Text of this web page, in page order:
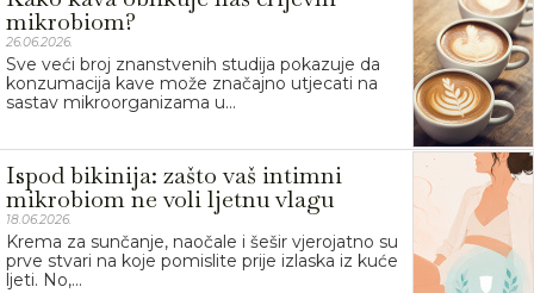
mikrobiom?
26.06.2026.
Sve veći broj znanstvenih studija pokazuje da
konzumacija kave može značajno utjecati na
sastav mikroorganizama u...
Ispod bikinija: zašto vaš intimni
mikrobiom ne voli ljetnu vlagu
18.06.2026.
Krema za sunčanje, naočale i šešir vjerojatno su
prve stvari na koje pomislite prije izlaska iz kuće
ljeti. No,...